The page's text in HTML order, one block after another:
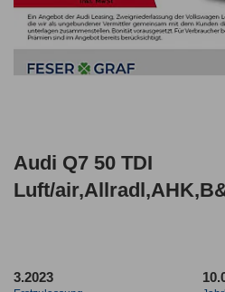
Audi Q7 50 TDI
Luft/
3.2023